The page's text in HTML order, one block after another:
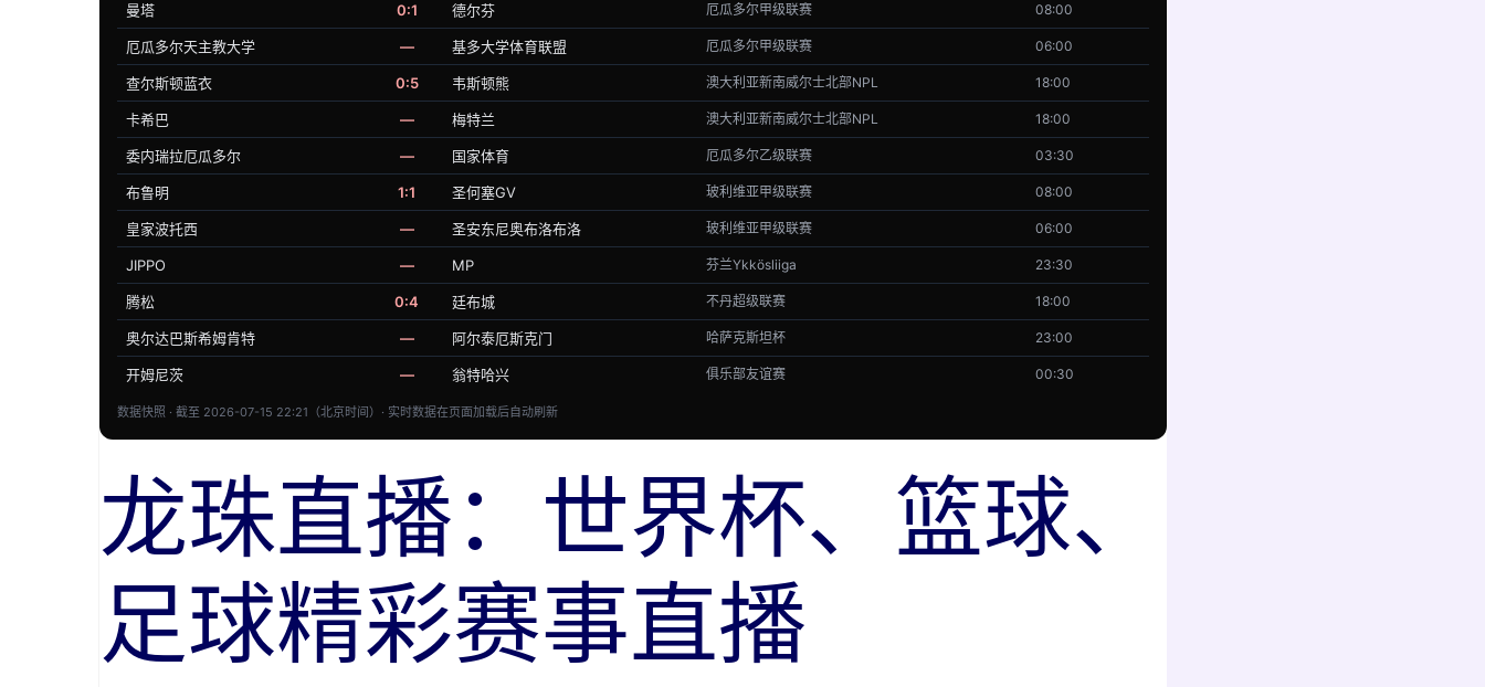
曼塔 0:1 德尔芬 厄瓜多尔甲级联赛 08:00
厄瓜多尔天主教大学 — 基多大学体育联盟 厄瓜多尔甲级联赛 06:00
查尔斯顿蓝衣 0:5 韦斯顿熊 澳大利亚新南威尔士北部NPL 18:00
卡希巴 — 梅特兰 澳大利亚新南威尔士北部NPL 18:00
委内瑞拉厄瓜多尔 — 国家体育 厄瓜多尔乙级联赛 03:30
布鲁明 1:1 圣何塞GV 玻利维亚甲级联赛 08:00
皇家波托西 — 圣安东尼奥布洛布洛 玻利维亚甲级联赛 06:00
JIPPO — MP 芬兰Ykkösliiga 23:30
腾松 0:4 廷布城 不丹超级联赛 18:00
奥尔达巴斯希姆肯特 — 阿尔泰厄斯克门 哈萨克斯坦杯 23:00
开姆尼茨 — 翁特哈兴 俱乐部友谊赛 00:30
数据快照 · 截至 2026-07-15 22:21（北京时间）· 实时数据在页面加载后自动刷新
龙珠直播：世界杯、篮球、
足球精彩赛事直播